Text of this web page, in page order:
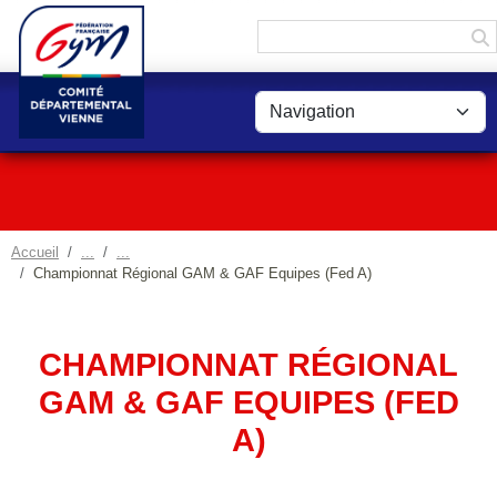
Accueil
Championnat Régional GAM & GAF Equipes (Fed A)
CHAMPIONNAT RÉGIONAL
GAM & GAF EQUIPES (FED
A)
Panneau de gestion des cookies